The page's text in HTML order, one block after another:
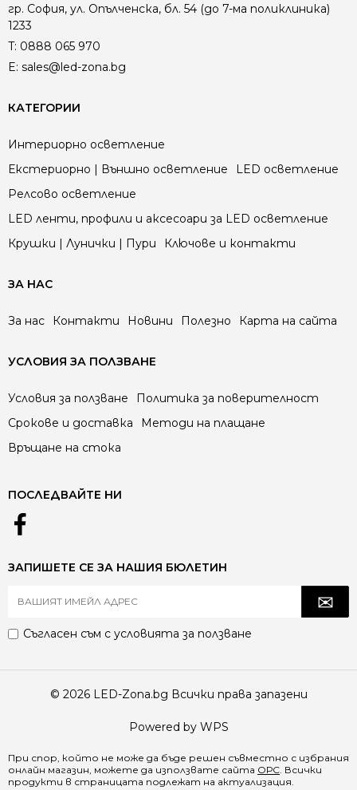
гр. София, ул. Опълченска, бл. 54 (до 7-ма поликлиника)
1233
T: 0888 065 970
E: sales@led-zona.bg
КАТЕГОРИИ
Интериорно осветление
Екстериорно | Външно осветление
LED осветление
Релсово осветление
LED ленти, профили и аксесоари за LED осветление
Крушки | Лунички | Пури
Ключове и контакти
ЗА НАС
За нас Контакти Новини Полезно Карта на сайта
УСЛОВИЯ ЗА ПОЛЗВАНЕ
Условия за ползване
Политика за поверителност
Срокове и доставка
Методи на плащане
Връщане на стока
ПОСЛЕДВАЙТЕ НИ
ЗАПИШЕТЕ СЕ ЗА НАШИЯ БЮЛЕТИН
Съгласен съм с условията за ползване
© 2026 LED-Zona.bg Всички права запазени
Powered by WPS
При спор, който не може да бъде решен съвместно с избрания
онлайн магазин, можете да използвате сайта ОРС . Всички
продукти в страницата подлежат на актуализация.